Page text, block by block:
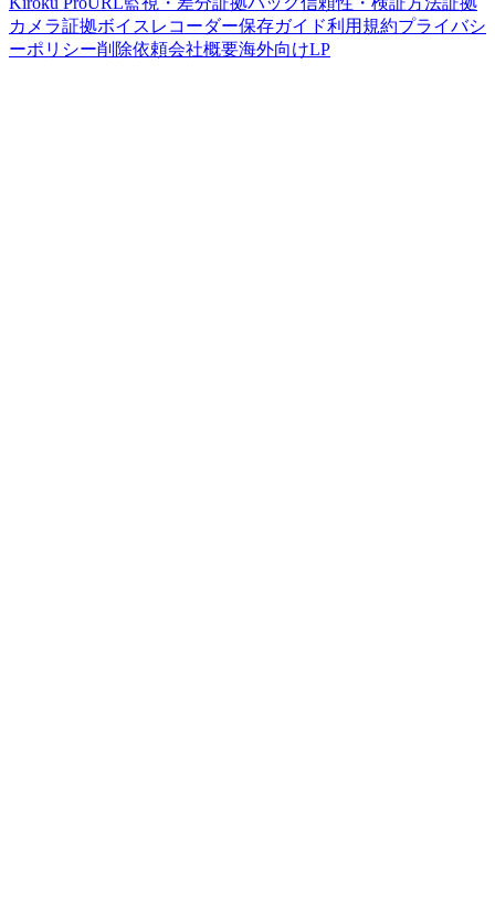
カメラ証拠ボイスレコーダー保存ガイド利用規約プライバシ
ーポリシー削除依頼会社概要海外向けLP